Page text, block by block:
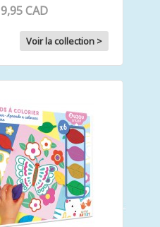
9,95 CAD
Voir la collection >